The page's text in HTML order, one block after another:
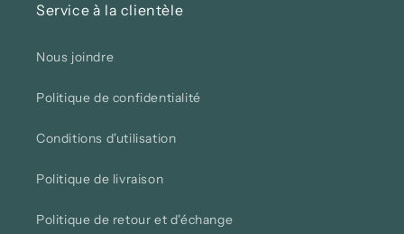
Service à la clientèle
Nous joindre
Politique de confidentialité
Conditions d'utilisation
Politique de livraison
Politique de retour et d'échange